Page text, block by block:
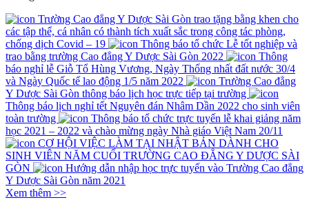
Trường Cao đẳng Y Dược Sài Gòn trao tặng bằng khen cho
các tập thể, cá nhân có thành tích xuất sắc trong công tác phòng,
chống dịch Covid – 19
Thông báo tổ chức Lễ tốt nghiệp và
trao bằng trường Cao đẳng Y Dược Sài Gòn 2022
Thông
báo nghỉ lễ Giỗ Tổ Hùng Vương, Ngày Thống nhất đất nước 30/4
và Ngày Quốc tế lao động 1/5 năm 2022
Trường Cao đẳng
Y Dược Sài Gòn thông báo lịch học trực tiếp tại trường
Thông báo lịch nghỉ tết Nguyên đán Nhâm Dần 2022 cho sinh viên
toàn trường
Thông báo tổ chức trực tuyến lễ khai giảng năm
học 2021 – 2022 và chào mừng ngày Nhà giáo Việt Nam 20/11
CƠ HỘI VIỆC LÀM TẠI NHẬT BẢN DÀNH CHO
SINH VIÊN NĂM CUỐI TRƯỜNG CAO ĐẲNG Y DƯỢC SÀI
GÒN
Hướng dẫn nhập học trực tuyến vào Trường Cao đẳng
Y Dược Sài Gòn năm 2021
Xem thêm >>